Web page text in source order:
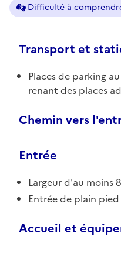
Difficulté à
Transport et
Places de parking
renant des places
Chemin vers
Entrée
Largeur d'au moins
Entrée de plain pied
Accueil et